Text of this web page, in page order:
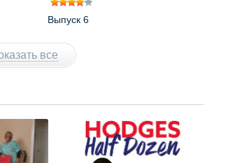
Выпуск 6
все